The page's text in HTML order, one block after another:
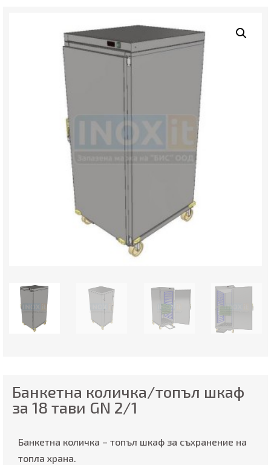
Банкетна количка/топъл шкаф
за 18 тави GN 2/1
Банкетна количка – топъл шкаф за съхранение на
топла храна.